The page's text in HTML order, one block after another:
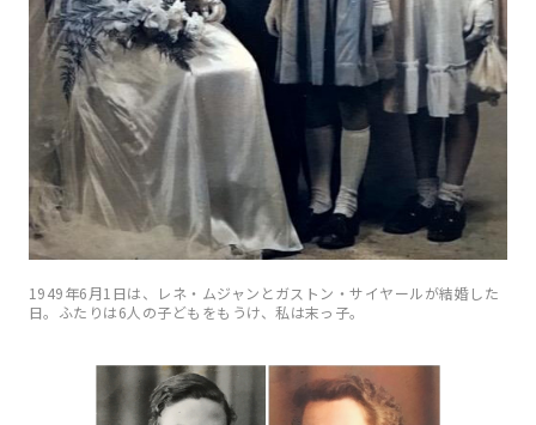
1949年6月1日は、レネ・ムジャンとガストン・サイヤールが結婚した
日。ふたりは6人の子どもをもうけ、私は末っ子。